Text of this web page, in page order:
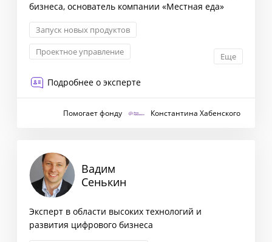
бизнеса, основатель компании «Местная еда»
Запуск новых продуктов
Проектное управление
Антикризисный менеджмент
Еще
Подробнее о эксперте
Помогает фонду Константина Хабенского
Вадим
Сенькин
Эксперт в области высоких технологий и
развития цифрового бизнеса